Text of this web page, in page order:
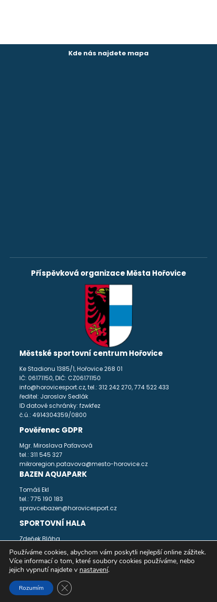
Kde nás najdete mapa
Příspěvková organizace Města Hořovice
Městské sportovní centrum Hořovice
Ke Stadionu 1385/1, Hořovice 268 01
IČ: 06171150, DIČ: CZ06171150
info@horovicesport.cz, tel.: 312 242 270, 774 522 433
ředitel: Jaroslav Sedlák
ID datové schránky: fzwkfez
č.ú.: 4914304359/0800
Pověřenec GDPR
Mgr. Miroslava Paťavová
tel.: 311 545 327
mikroregion.patavova@mesto-horovice.cz
BAZEN AQUAPARK
Tomáš Ekl
tel.: 775 190 183
spravcebazen@horovicesport.cz
SPORTOVNÍ HALA
Zdeňek Bláha
tel.: 312 242 271
spravcehala@horovicesport.cz
Prohlášení o přístupnosti
MSC Hořovice 2024 - vyrobil
Používáme cookies, abychom vám poskytli nejlepší online zážitek.
Více informací o tom, které soubory cookies používáme, nebo
jejich vypnutí najdete v nastavení.
Rozumím Zavřít banner souborů cookie GDPR